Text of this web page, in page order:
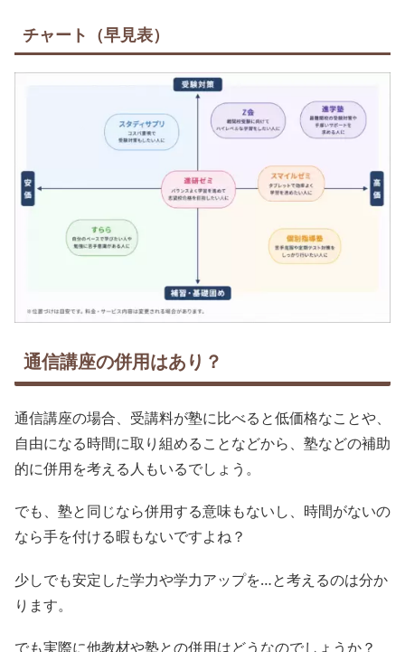
チャート（早見表）
通信講座の併用はあり？
通信講座の場合、受講料が塾に比べると低価格なことや、
自由になる時間に取り組めることなどから、塾などの補助
的に併用を考える人もいるでしょう。
でも、塾と同じなら併用する意味もないし、時間がないの
なら手を付ける暇もないですよね？
少しでも安定した学力や学力アップを…と考えるのは分か
ります。
でも実際に他教材や塾との併用はどうなのでしょうか？